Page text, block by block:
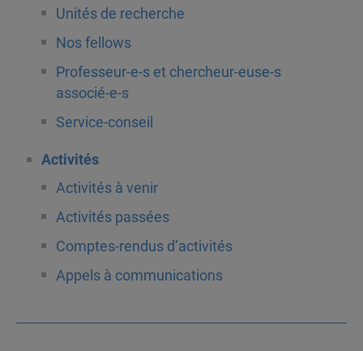
Unités de recherche
Nos fellows
Professeur-e-s et chercheur-euse-s
associé-e-s
Service-conseil
Activités
Activités à venir
Activités passées
Comptes-rendus d’activités
Appels à communications